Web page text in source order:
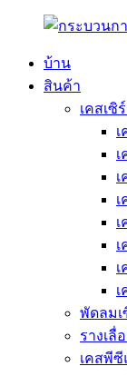
บ้าน
สินค้า
เคสเซิ
เ
เ
เ
เ
พัดลมเ
รางเลื่
เคสพี